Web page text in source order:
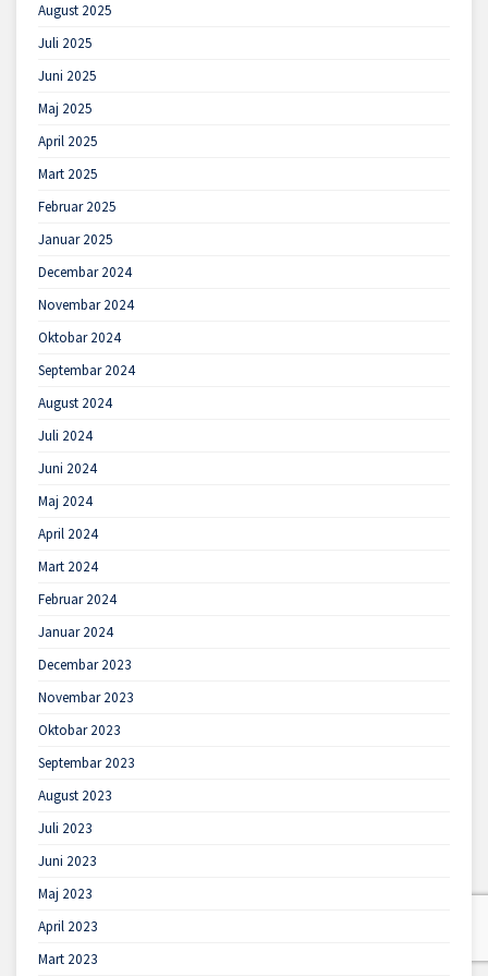
August 2025
Juli 2025
Juni 2025
Maj 2025
April 2025
Mart 2025
Februar 2025
Januar 2025
Decembar 2024
Novembar 2024
Oktobar 2024
Septembar 2024
August 2024
Juli 2024
Juni 2024
Maj 2024
April 2024
Mart 2024
Februar 2024
Januar 2024
Decembar 2023
Novembar 2023
Oktobar 2023
Septembar 2023
August 2023
Juli 2023
Juni 2023
Maj 2023
April 2023
Mart 2023